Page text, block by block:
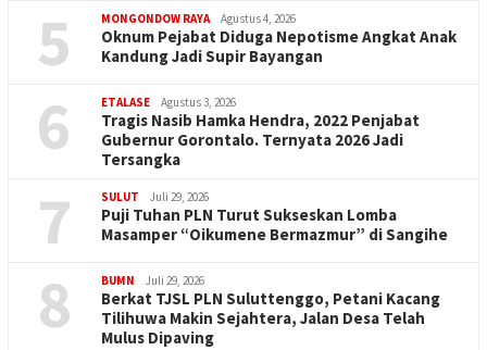
5 MONGONDOW RAYA Agustus 4, 2026
Oknum Pejabat Diduga Nepotisme Angkat Anak
Kandung Jadi Supir Bayangan
6 ETALASE Agustus 3, 2026
Tragis Nasib Hamka Hendra, 2022 Penjabat
Gubernur Gorontalo. Ternyata 2026 Jadi
Tersangka
7 SULUT Juli 29, 2026
Puji Tuhan PLN Turut Sukseskan Lomba
Masamper “Oikumene Bermazmur” di Sangihe
8 BUMN Juli 29, 2026
Berkat TJSL PLN Suluttenggo, Petani Kacang
Tilihuwa Makin Sejahtera, Jalan Desa Telah
Mulus Dipaving